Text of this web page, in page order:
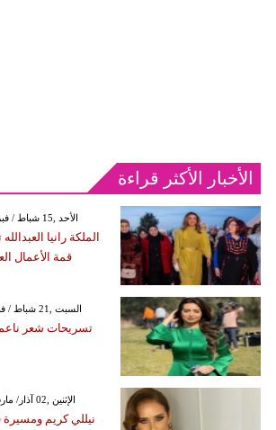
الأخبار الأكثر قراءة
GMT 13:53 2026 الأحد ,15 شباط / فبراير
الملكة رانيا
قمة الأعمال
GMT 09:08 2026 السبت ,21 شباط / فبراير
تسريحات شعر
GMT 20:05 2026 الإثنين ,02 آذار/ مارس
نيللي كريم